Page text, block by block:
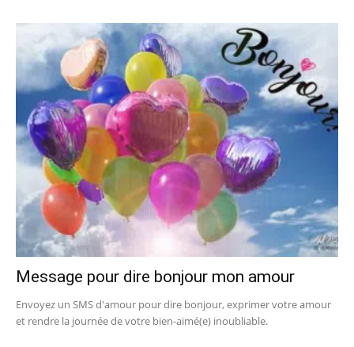
Message pour dire bonjour mon amour
Envoyez un SMS d'amour pour dire bonjour, exprimer votre amour
et rendre la journée de votre bien-aimé(e) inoubliable.